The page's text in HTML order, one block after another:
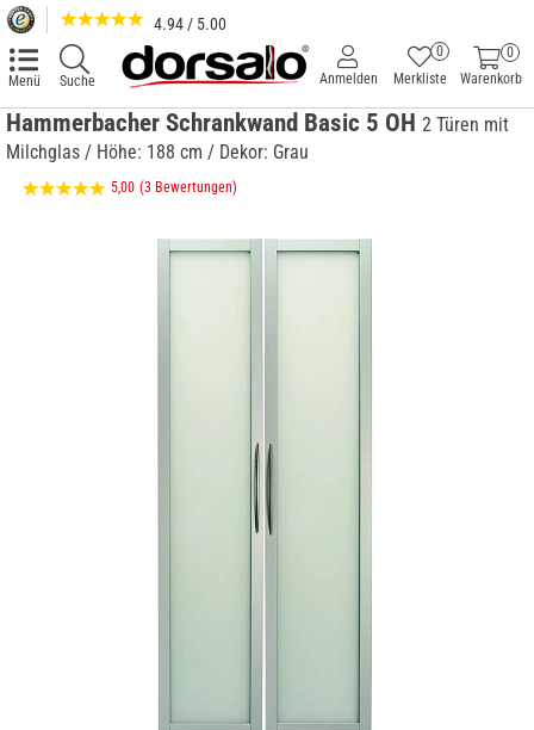
4.94 / 5.00
Menü Suche
0
Warenkorb
Merkliste
0
Anmelden
Hammerbacher Schrankwand Basic 5 OH 2 Türen mit
Milchglas / Höhe: 188 cm / Dekor: Grau
5,00 (3 Bewertungen)